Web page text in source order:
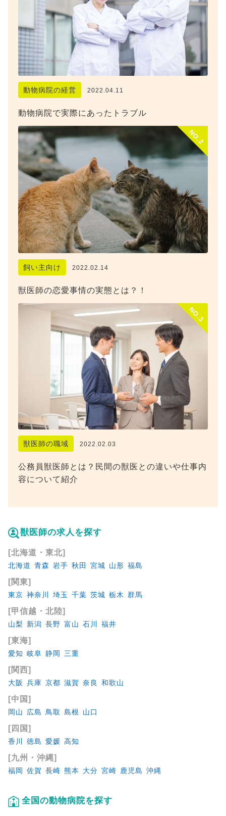
動物病院の経営 2022.04.11
動物病院で実際にあったトラブル
NO.2
飼い主向け 2022.02.14
獣医師の恋愛事情の実態とは？！
NO.3
獣医師の職域 2022.02.03
公務員獣医師とは？民間の獣医との違いや仕事内
容について紹介
獣医師の求人を探す
[北海道・東北]
北海道 青森 岩手 秋田 宮城 山形 福島
[関東]
東京 神奈川 埼玉 千葉 茨城 栃木 群馬
[甲信越・北陸]
山梨 新潟 長野 富山 石川 福井
[東海]
愛知 岐阜 静岡 三重
[関西]
大阪 兵庫 京都 滋賀 奈良 和歌山
[中国]
岡山 広島 鳥取 島根 山口
[四国]
香川 徳島 愛媛 高知
[九州・沖縄]
福岡 佐賀 長崎 熊本 大分 宮崎 鹿児島 沖縄
全国の動物病院を探す